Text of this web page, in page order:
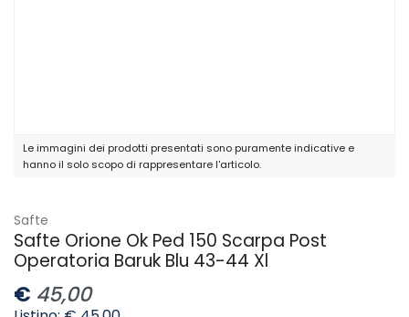
Le immagini dei prodotti presentati sono puramente indicative e
hanno il solo scopo di rappresentare l'articolo.
Safte
Safte Orione Ok Ped 150 Scarpa Post
Operatoria Baruk Blu 43-44 Xl
€ 45,00